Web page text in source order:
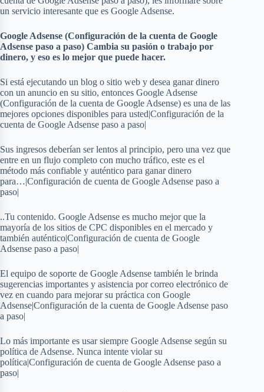
un servicio interesante que es Google Adsense.
Google Adsense (Configuración de la cuenta de Google
Adsense paso a paso) Cambia su pasión o trabajo por
dinero, y eso es lo mejor que puede hacer.
Si está ejecutando un blog o sitio web y desea ganar dinero
con un anuncio en su sitio, entonces Google Adsense
(Configuración de la cuenta de Google Adsense) es una de las
mejores opciones disponibles para usted|Configuración de la
cuenta de Google Adsense paso a paso|
Sus ingresos deberían ser lentos al principio, pero una vez que
entre en un flujo completo con mucho tráfico, este es el
método más confiable y auténtico para ganar dinero
para…|Configuración de cuenta de Google Adsense paso a
paso|
..Tu contenido. Google Adsense es mucho mejor que la
mayoría de los sitios de CPC disponibles en el mercado y
también auténtico|Configuración de cuenta de Google
Adsense paso a paso|
El equipo de soporte de Google Adsense también le brinda
sugerencias importantes y asistencia por correo electrónico de
vez en cuando para mejorar su práctica con Google
Adsense|Configuración de la cuenta de Google Adsense paso
a paso|
Lo más importante es usar siempre Google Adsense según su
política de Adsense. Nunca intente violar su
política|Configuración de cuenta de Google Adsense paso a
paso|